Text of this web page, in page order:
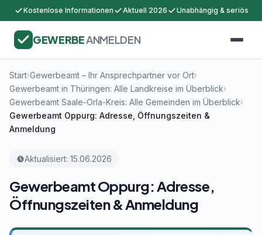
Kostenlose Informationen Aktuell 2026 Unabhängig & seriös
GEWERBEANMELDEN
Start›Gewerbeamt – Ihr Ansprechpartner vor Ort›
Gewerbeamt in Thüringen: Alle Landkreise im Überblick›
Gewerbeamt Saale-Orla-Kreis: Alle Gemeinden im Überblick›
Gewerbeamt Oppurg: Adresse, Öffnungszeiten &
Anmeldung
Aktualisiert: 15.06.2026
Gewerbeamt Oppurg: Adresse,
Öffnungszeiten & Anmeldung